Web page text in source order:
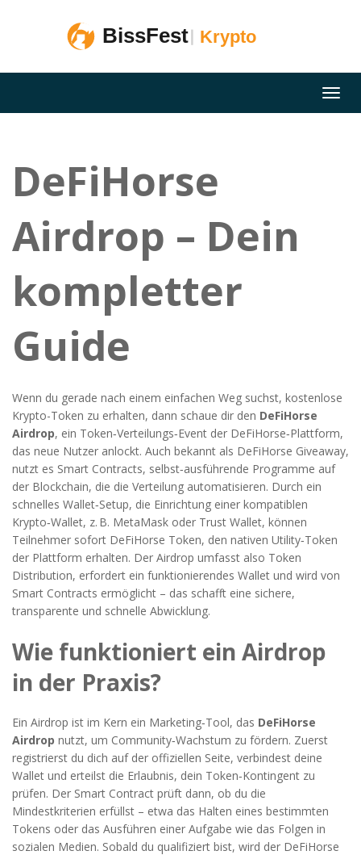
DeFiHorse
Airdrop – Dein
kompletter
Guide
Wenn du gerade nach einem einfachen Weg suchst, kostenlose
Krypto-Token zu erhalten, dann schaue dir den DeFiHorse
Airdrop, ein Token‑Verteilungs‑Event der DeFiHorse‑Plattform,
das neue Nutzer anlockt. Auch bekannt als DeFiHorse Giveaway,
nutzt es Smart Contracts, selbst‑ausführende Programme auf
der Blockchain, die die Verteilung automatisieren. Durch ein
schnelles Wallet‑Setup, die Einrichtung einer kompatiblen
Krypto‑Wallet, z. B. MetaMask oder Trust Wallet, können
Teilnehmer sofort DeFiHorse Token, den nativen Utility‑Token
der Plattform erhalten. Der Airdrop umfasst also Token
Distribution, erfordert ein funktionierendes Wallet und wird von
Smart Contracts ermöglicht – das schafft eine sichere,
transparente und schnelle Abwicklung.
Wie funktioniert ein Airdrop
in der Praxis?
Ein Airdrop ist im Kern ein Marketing‑Tool, das DeFiHorse
Airdrop nutzt, um Community‑Wachstum zu fördern. Zuerst
registrierst du dich auf der offiziellen Seite, verbindest deine
Wallet und erteilst die Erlaubnis, dein Token‑Kontingent zu
prüfen. Der Smart Contract prüft dann, ob du die
Mindestkriterien erfüllst – etwa das Halten eines bestimmten
Tokens oder das Ausführen einer Aufgabe wie das Folgen in
sozialen Medien. Sobald du qualifiziert bist, wird der DeFiHorse